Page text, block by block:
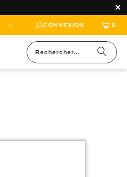
CONNEXION 0